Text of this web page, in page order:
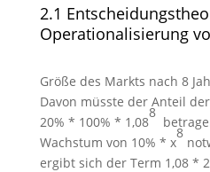
2.1
Operationalisierung
Größe des Markts nach 8
Davon müsste der Anteil
20% * 100% * 1,08
8
Wachstum von 10% * x
8
ergibt sich der Term 1,08 * 2